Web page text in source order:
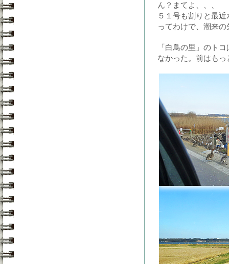
ん？まてよ、、、
５１号も割りと最
ってわけで、潮来
「白鳥の里」のト
なかった。前はも